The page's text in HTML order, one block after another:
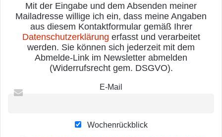
Mit der Eingabe und dem Absenden meiner
Mailadresse willige ich ein, dass meine Angaben
aus diesem Kontaktformular gemäß Ihrer
Datenschutzerklärung erfasst und verarbeitet
werden. Sie können sich jederzeit mit dem
Abmelde-Link im Newsletter abmelden
(Widerrufsrecht gem. DSGVO).
E-Mail
Wochenrückblick